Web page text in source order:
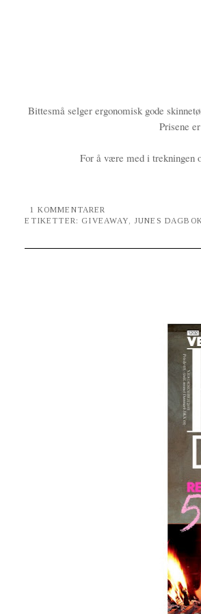
Bittesmå selger ergonomisk gode
Prisene
For å være med i trekningen
1 KOMMENTARER
ETIKETTER: GIVEAWAY, JUNES